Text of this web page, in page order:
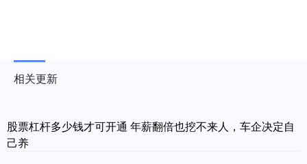
相关更新
股票杠杆多少钱才可开通 年薪翻倍也挖不来人，车企决定自
己养